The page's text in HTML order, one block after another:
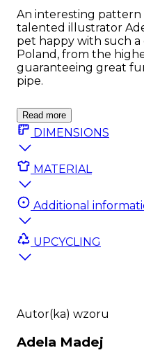
An interesting
talented illustrator
pet happy with such a
Poland, from the
guaranteeing great
pipe.
Read more
DIMENSIONS
MATERIAL
Additional
UPCYCLING
Autor(ka) wzoru
Adela Madej